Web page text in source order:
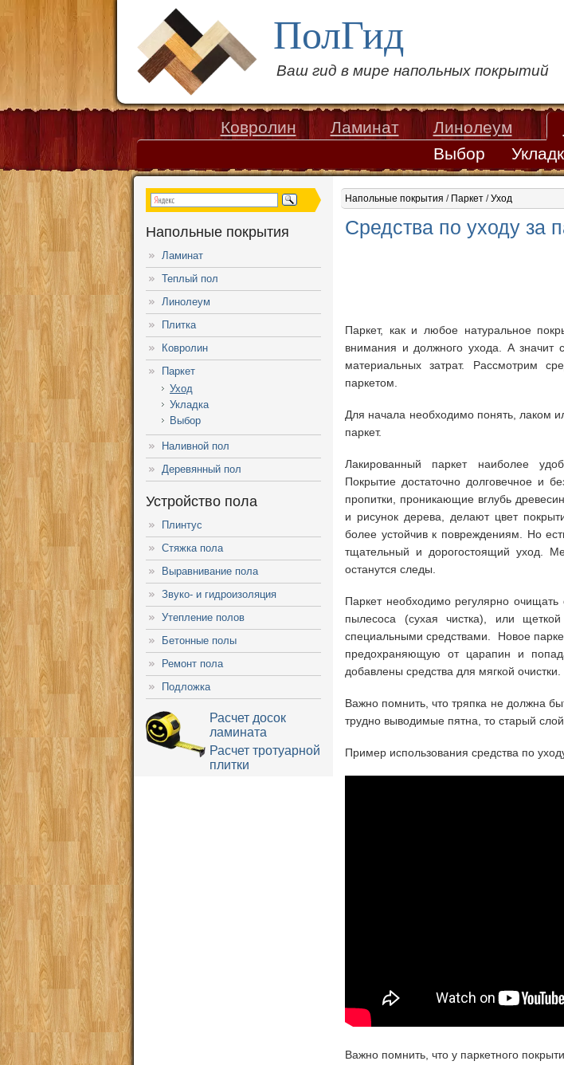
ПолГид
Ваш гид в мире напольных покрытий
Ковролин Ламинат Линолеум
Выбор
Напольные покрытия / Паркет /Уход
Средства по уходу за
Паркет, как и любое натуральное
внимания и должного ухода. А значит
материальных затрат. Рассмотрим
паркетом.
Для начала необходимо понять, лаком
паркет.
Лакированный паркет наиболее
Покрытие достаточно долговечное и
пропитки, проникающие вглубь
и рисунок дерева, делают цвет
более устойчив к повреждениям. Но
тщательный и дорогостоящий уход.
останутся следы.
Паркет необходимо регулярно
пылесоса (сухая чистка), или
специальными средствами. Новое
предохраняющую от царапин и
добавлены средства для мягкой очистки.
Важно помнить, что тряпка не должна
трудно выводимые пятна, то старый
Пример использования средства по
Важно помнить, что у паркетного
Напольные покрытия
Ламинат
Теплый пол
Линолеум
Плитка
Ковролин
Паркет
Уход
Укладка
Выбор
Наливной пол
Деревянный пол
Устройство пола
Плинтус
Стяжка пола
Выравнивание пола
Звуко- и гидроизоляция
Утепление полов
Бетонные полы
Ремонт пола
Подложка
Расчет досок
ламината
Расчет тротуарной
плитки